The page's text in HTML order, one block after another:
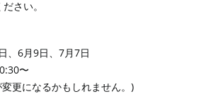
さい。
、6月9日、7月7日
〜
更になるかもしれません。)